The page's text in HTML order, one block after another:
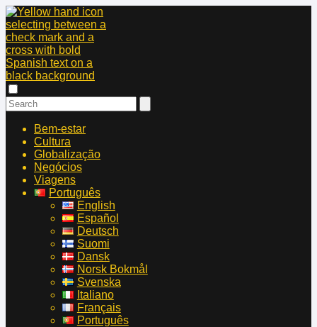
Bem-estar
Cultura
Globalização
Negócios
Viagens
Português
English
Español
Deutsch
Suomi
Dansk
Norsk Bokmål
Svenska
Italiano
Français
Português